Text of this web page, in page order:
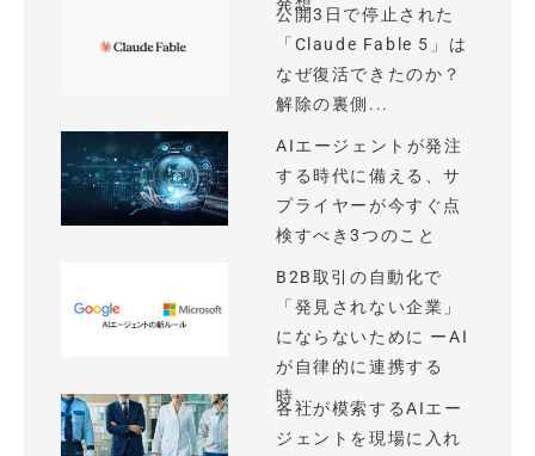
公開3日で停止された
「Claude Fable 5」は
なぜ復活できたのか？
解除の裏側...
AIエージェントが発注
する時代に備える、サ
プライヤーが今すぐ点
検すべき3つのこと
B2B取引の自動化で
「発見されない企業」
にならないために ーAI
が自律的に連携する
時...
各社が模索するAIエー
ジェントを現場に入れ